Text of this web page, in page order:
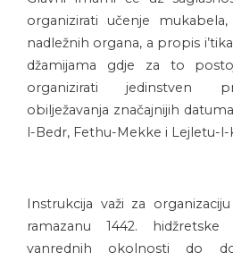
organizirati učenje
nadležnih organa, a propis
džamijama gdje za to
organizirati jedinstven
obilježavanja značajnijih
l-Bedr, Fethu-Mekke i Lejletu-l-
Instrukcija važi za
ramazanu 1442.
vanrednih okolnosti do